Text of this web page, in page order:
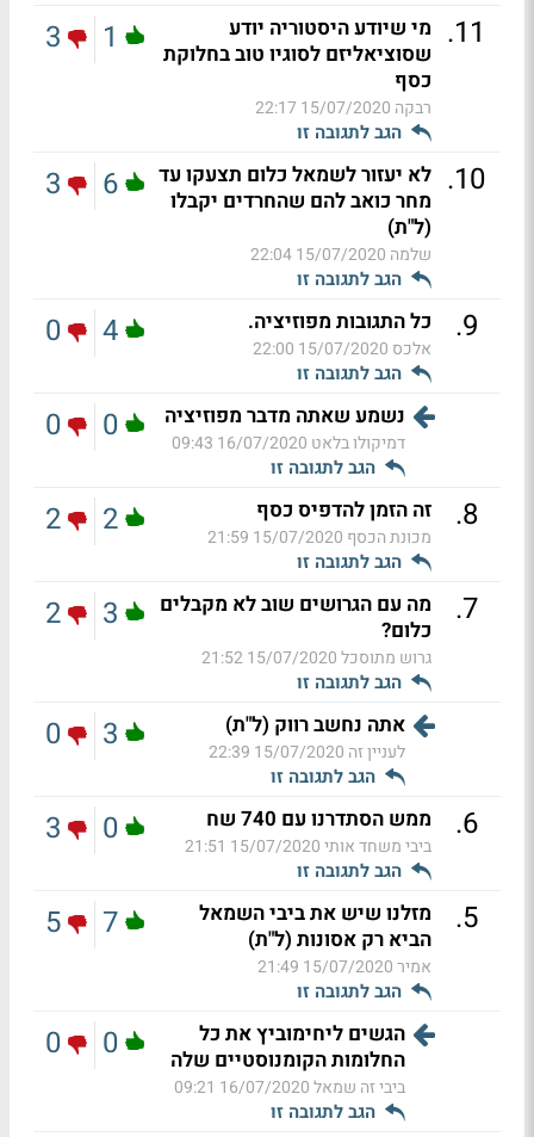
11
. מי שיודע היסטוריה יודע
שסוציאליזם לסוגיו טוב בחלוקת
כסף
רבקה 15/07/2020 22:17
הגב לתגובה זו
1
3
10
. לא יעזור לשמאל כלום תצעקו עד
מחר כואב להם שהחרדים יקבלו
(ל"ת)
שלמה 15/07/2020 22:04
הגב לתגובה זו
6
3
9
. כל התגובות מפוזיציה.
אלכס 15/07/2020 22:00
הגב לתגובה זו
4
0
נשמע שאתה מדבר מפוזיציה
דמיקולו בלאט 16/07/2020 09:43
הגב לתגובה זו
0
0
8
. זה הזמן להדפיס כסף
מכונת הכסף 15/07/2020 21:59
הגב לתגובה זו
2
2
7
.
מה עם הגרושים שוב לא מקבלים
כלום?
גרוש מתוסכל15/07/2020 21:52
הגב לתגובה זו
3
2
אתה נחשב רווק (ל"ת)
לעניין זה 15/07/2020 22:39
הגב לתגובה זו
3
0
6
. ממש הסתדרנו עם 740 שח
ביבי משחד אותי15/07/2020 21:51
הגב לתגובה זו
0
3
5
.
מזלנו שיש את ביבי השמאל
הביא רק אסונות (ל"ת)
אמיר15/07/2020 21:49
הגב לתגובה זו
7
5
הגשים ליחימוביץ את כל
החלומות הקומנוסטיים שלה
ביבי זה שמאל16/07/2020 09:21
הגב לתגובה זו
0
0